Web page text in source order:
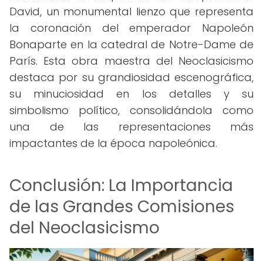
David, un monumental lienzo que representa
la coronación del emperador Napoleón
Bonaparte en la catedral de Notre-Dame de
París. Esta obra maestra del Neoclasicismo
destaca por su grandiosidad escenográfica,
su minuciosidad en los detalles y su
simbolismo político, consolidándola como
una de las representaciones más
impactantes de la época napoleónica.
Conclusión: La Importancia
de las Grandes Comisiones
del Neoclasicismo